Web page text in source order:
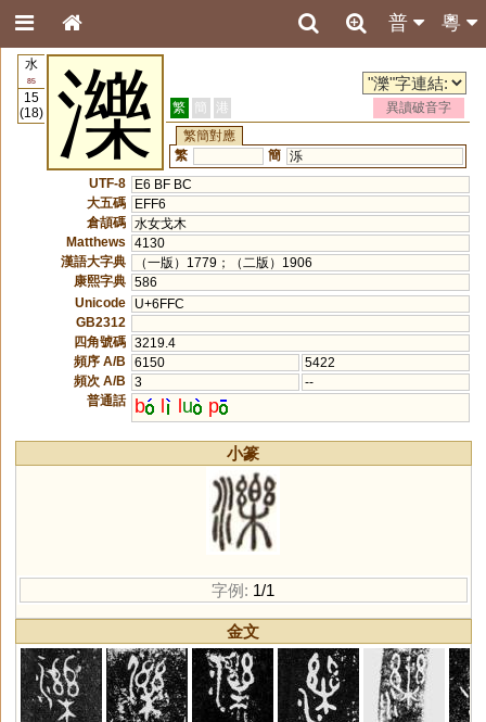
粵
普
水
85
15
(18)
濼 繁 簡 港
異讀破音字
繁簡對應
繁
簡 泺
UTF-8
E6 BF BC
大五碼
EFF6
倉頡碼 水女戈木
Matthews
4130
漢語大字典
（一版）1779；（二版）1906
康熙字典 586
Unicode
U+6FFC
GB2312
四角號碼 3219.4
頻序 A/B
6150
5422
頻次 A/B
3
--
普通話
b l lu p
小篆
字例: 1/1
金文